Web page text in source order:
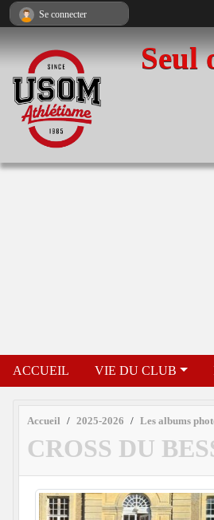
Seul
ACCUEIL VIE DU CLUB
Accueil 2025-2026 Les albums
CROSS DU
Se connecter
Panneau de gestion des cookies